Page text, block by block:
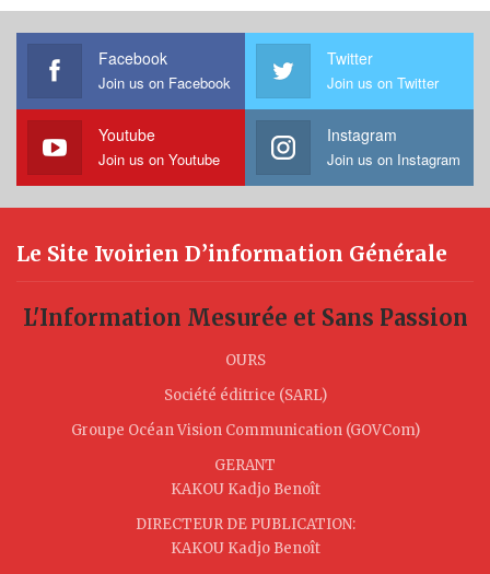
Facebook
Join us on Facebook
Twitter
Join us on Twitter
Youtube
Join us on Youtube
Instagram
Join us on Instagram
Le Site Ivoirien D’information Générale
L'Information Mesurée et Sans Passion
OURS
Société éditrice (SARL)
Groupe Océan Vision Communication (GOVCom)
GERANT
KAKOU Kadjo Benoît
DIRECTEUR DE PUBLICATION:
KAKOU Kadjo Benoît